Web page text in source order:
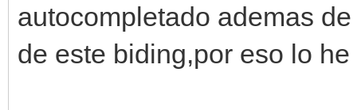
autocompletado ademas
de este biding,por eso lo